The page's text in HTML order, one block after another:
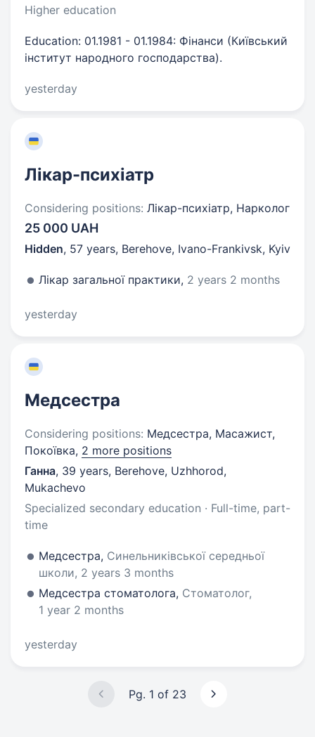
Higher education
Education: 01.1981 - 01.1984: Фінанси (Київський
інститут народного господарства).
yesterday
Лікар-психіатр
Considering positions: Лікар-психіатр, Нарколог
25 000 UAH
Hidden, 57 years, Berehove, Ivano-Frankivsk, Kyiv
Лікар загальної практики, 2 years 2 months
yesterday
Медсестра
Considering positions: Медсестра, Масажист,
Покоївка, 2 more positions
Ганна, 39 years, Berehove, Uzhhorod,
Mukachevo
Specialized secondary education · Full-time, part-
time
Медсестра, Синельниківської середньої
школи, 2 years 3 months
Медсестра стоматолога, Стоматолог,
1 year 2 months
yesterday
Pg. 1 of 23